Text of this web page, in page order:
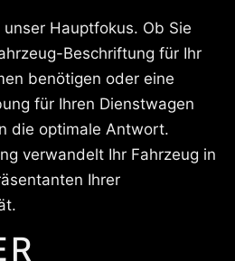
unser Hauptfokus. Ob Sie
Beschriftung für Ihr
benötigen oder eine
für Ihren Dienstwagen
die optimale Antwort.
verwandelt Ihr Fahrzeug in
Ihrer